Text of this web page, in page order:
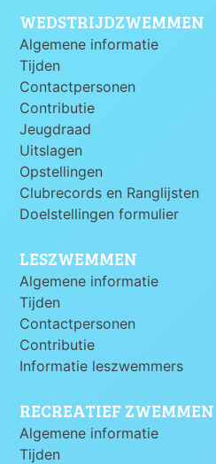
WEDSTRIJDZWEMMEN
Algemene informatie
Tijden
Contactpersonen
Contributie
Jeugdraad
Uitslagen
Opstellingen
Clubrecords en Ranglijsten
Doelstellingen formulier
LESZWEMMEN
Algemene informatie
Tijden
Contactpersonen
Contributie
Informatie leszwemmers
RECREATIEF ZWEMMEN
Algemene informatie
Tijden